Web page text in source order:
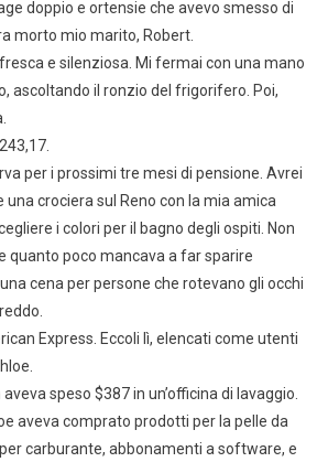
doppio e ortensie che avevo smesso di
morto mio marito, Robert.
e silenziosa. Mi fermai con una mano
ascoltando il ronzio del frigorifero. Poi,
per i prossimi tre mesi di pensione. Avrei
crociera sul Reno con la mia amica
i colori per il bagno degli ospiti. Non
quanto poco mancava a far sparire
cena per persone che rotevano gli occhi
Express. Eccoli lì, elencati come utenti
speso $387 in un’officina di lavaggio.
aveva comprato prodotti per la pelle da
carburante, abbonamenti a software, e